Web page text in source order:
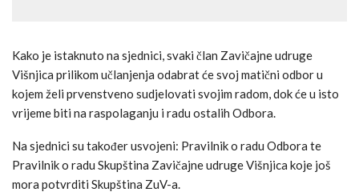
Kako je istaknuto na sjednici, svaki član Zavičajne udruge
Višnjica prilikom učlanjenja odabrat će svoj matični odbor u
kojem želi prvenstveno sudjelovati svojim radom, dok će u isto
vrijeme biti na raspolaganju i radu ostalih Odbora.
Na sjednici su također usvojeni: Pravilnik o radu Odbora te
Pravilnik o radu Skupština Zavičajne udruge Višnjica koje još
mora potvrditi Skupština ZuV-a.